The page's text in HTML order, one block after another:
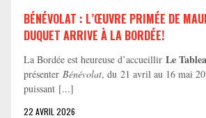
BÉNÉVOLAT : L’ŒUVRE PRIMÉE DE
DUQUET ARRIVE À LA BORDÉE!
La Bordée est heureuse d’accueillir Le
présenter Bénévolat, du 21 avril au 16 mai
puissant [...]
22 AVRIL 2026